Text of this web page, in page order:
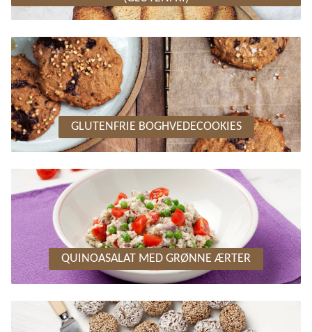
GLUTENFRIE BOGHVEDECOOKIES
QUINOASALAT MED GRØNNE ÆRTER